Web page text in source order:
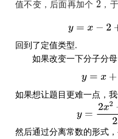
值不变，后面再加个
，
回到了定值类型.
如果改变一下分子分母
如果想让题目更难一点，
然后通过分离常数的形式